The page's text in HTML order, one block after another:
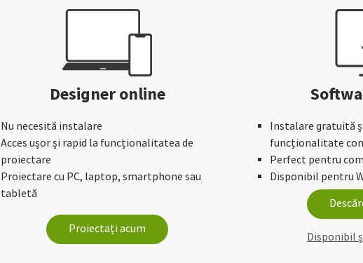
Designer online
Nu necesită instalare
Acces ușor și rapid la funcționalitatea de
proiectare
Proiectare cu PC, laptop, smartphone sau
tabletă
Proiectați acum
Instalare gratuită
funcționalitate
Perfect pentru
Disponibil pentru
Disponibil